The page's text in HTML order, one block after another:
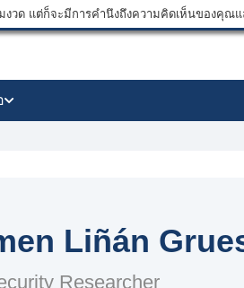
วด แต่ก็จะมีการคำนึงถึงความคิดเห็นของคุ
Liñán
Researcher